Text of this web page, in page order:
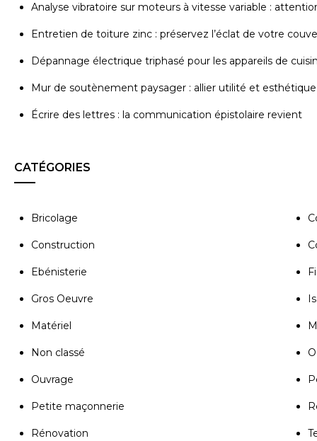
Analyse vibratoire sur moteurs à vitesse variable :
Entretien de toiture zinc : préservez l’éclat de votre
Dépannage électrique triphasé pour les appareils de
Mur de soutènement paysager : allier utilité et esthétique
Écrire des lettres : la communication épistolaire revient
CATÉGORIES
Bricolage
Construction
Ebénisterie
Gros Oeuvre
Matériel
Non classé
Ouvrage
Petite maçonnerie
Rénovation